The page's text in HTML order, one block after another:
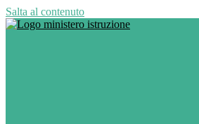
Salta al contenuto